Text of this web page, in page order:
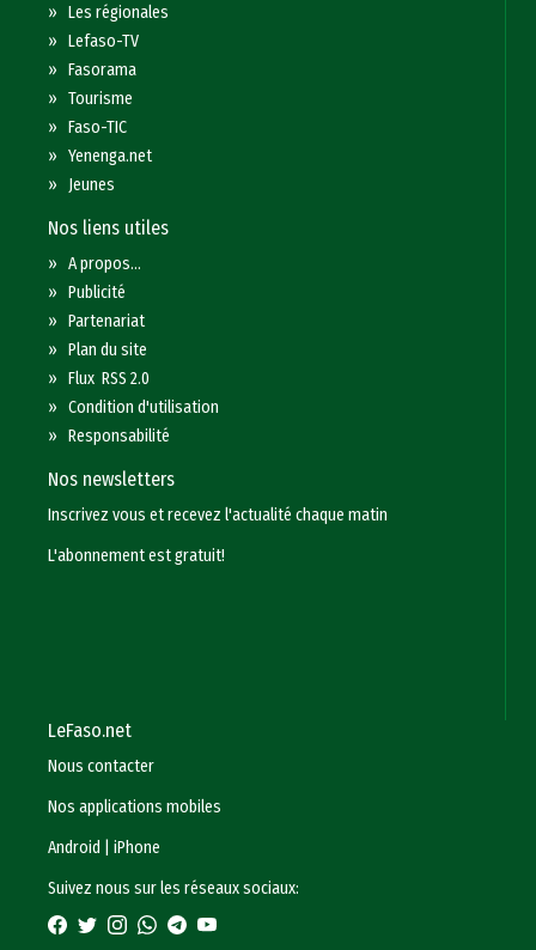
»Les régionales
»Lefaso-TV
»Fasorama
»Tourisme
»Faso-TIC
»Yenenga.net
» Jeunes
Nos liens utiles
»A propos...
»Publicité
»Partenariat
»Plan du site
»Flux RSS 2.0
»Condition d'utilisation
»Responsabilité
Nos newsletters
Inscrivez vous et recevez l'actualité chaque matin
L'abonnement est gratuit!
LeFaso.net
Nous contacter
Nos applications mobiles
Android
|iPhone
Suivez nous sur les réseaux sociaux: